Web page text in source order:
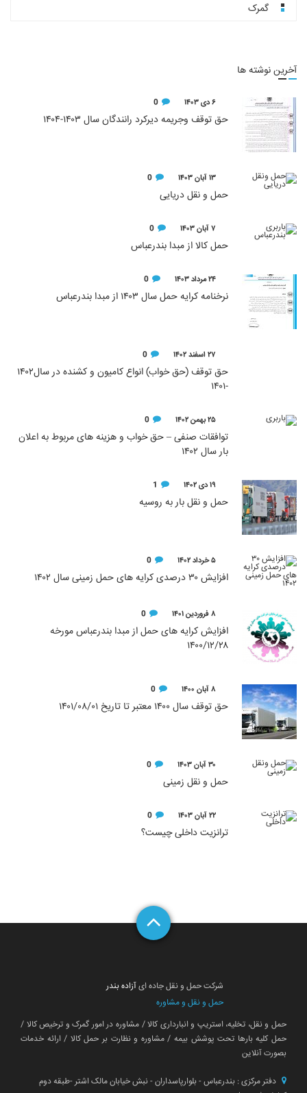
گمرک
آخرین نوشته ها
۶ دی ۱۴۰۳ 0
حق توقف وجریمه دیرکرد رانندگان سال ۱۴۰۳-۱۴۰۴
۱۳ آبان ۱۴۰۳ 0
حمل و نقل دریایی
۷ آبان ۱۴۰۳ 0
حمل کالا از مبدا بندرعباس
۲۴ مرداد ۱۴۰۳ 0
نرخنامه کرایه حمل سال ۱۴۰۳ از مبدا بندرعباس
۲۷ اسفند ۱۴۰۲ 0
حق توقف (حق خواب) انواع کامیون و کشنده در سال۱۴۰۲
-۱۴۰۱
۲۵ بهمن ۱۴۰۲ 0
توافقات صنفی – حق خواب و هزینه های مربوط به اعلان
بار سال ۱۴۰۲
۱۹ دی ۱۴۰۲ 1
حمل و نقل بار به روسیه
۵ خرداد ۱۴۰۲ 0
افزایش ۳۰ درصدی کرایه های حمل زمینی سال ۱۴۰۲
۸ فروردین ۱۴۰۱ 0
افزایش کرایه های حمل از مبدا بندرعباس مورخه
۱۴۰۰/۱۲/۲۸
۸ آبان ۱۴۰۰ 0
حق توقف سال ۱۴۰۰ معتبر تا تاریخ ۱۴۰۱/۰۸/۰۱
۳۰ آبان ۱۴۰۳ 0
حمل و نقل زمینی
۲۲ آبان ۱۴۰۳ 0
ترانزیت داخلی چیست؟
شرکت حمل و نقل جاده ایآزاده بندر
حمل و نقل و مشاوره
حمل و نقل، تخلیه، استریپ و انبارداری کالا / مشاوره در امور گمرک و ترخیص کالا /
حمل کلیه بارها تحت پوشش بیمه / مشاوره و نظارت بر حمل کالا / ارائه خدمات
بصورت آنلاین
دفتر مرکزی : بندرعباس - بلوارپاسداران - نبش خیابان مالک اشتر -طبقه دوم